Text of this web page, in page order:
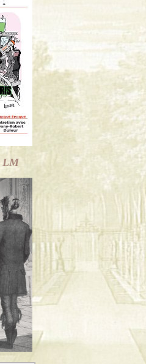
LM